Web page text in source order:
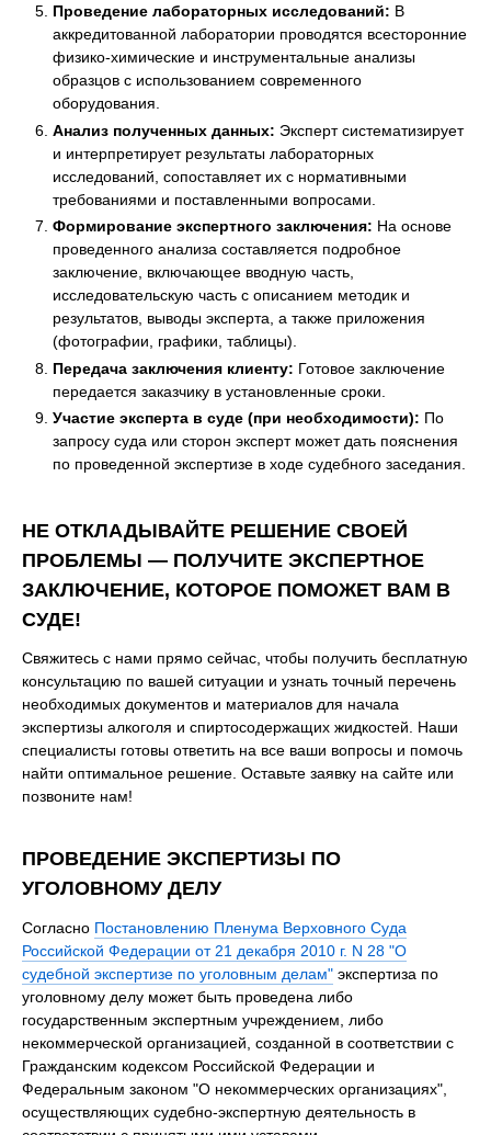
Проведение лабораторных исследований: В
аккредитованной лаборатории проводятся всесторонние
физико-химические и инструментальные анализы
образцов с использованием современного
оборудования.
Анализ полученных данных: Эксперт систематизирует
и интерпретирует результаты лабораторных
исследований, сопоставляет их с нормативными
требованиями и поставленными вопросами.
Формирование экспертного заключения: На основе
проведенного анализа составляется подробное
заключение, включающее вводную часть,
исследовательскую часть с описанием методик и
результатов, выводы эксперта, а также приложения
(фотографии, графики, таблицы).
Передача заключения клиенту: Готовое заключение
передается заказчику в установленные сроки.
Участие эксперта в суде (при необходимости): По
запросу суда или сторон эксперт может дать пояснения
по проведенной экспертизе в ходе судебного заседания.
НЕ ОТКЛАДЫВАЙТЕ РЕШЕНИЕ СВОЕЙ
ПРОБЛЕМЫ — ПОЛУЧИТЕ ЭКСПЕРТНОЕ
ЗАКЛЮЧЕНИЕ, КОТОРОЕ ПОМОЖЕТ ВАМ В
СУДЕ!
Свяжитесь с нами прямо сейчас, чтобы получить бесплатную
консультацию по вашей ситуации и узнать точный перечень
необходимых документов и материалов для начала
экспертизы алкоголя и спиртосодержащих жидкостей. Наши
специалисты готовы ответить на все ваши вопросы и помочь
найти оптимальное решение. Оставьте заявку на сайте или
позвоните нам!
ПРОВЕДЕНИЕ ЭКСПЕРТИЗЫ ПО
УГОЛОВНОМУ ДЕЛУ
Согласно Постановлению Пленума Верховного Суда
Российской Федерации от 21 декабря 2010 г. N 28 "О
судебной экспертизе по уголовным делам" экспертиза по
уголовному делу может быть проведена либо
государственным экспертным учреждением, либо
некоммерческой организацией, созданной в соответствии с
Гражданским кодексом Российской Федерации и
Федеральным законом "О некоммерческих организациях",
осуществляющих судебно-экспертную деятельность в